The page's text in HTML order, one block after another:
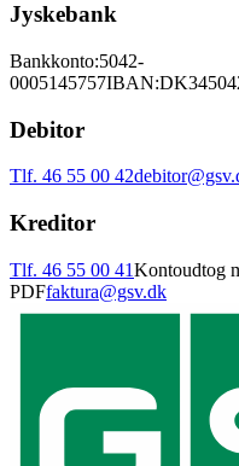
Jyskebank
Bankkonto:5042-
0005145757IBAN:
Debitor
Tlf. 46 55 00 42
Kreditor
Tlf. 46 55 00 41Kontoudtog
PDFfaktura@gsv.dk